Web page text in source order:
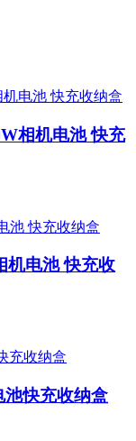
相机电池 快充
机电池 快充收
快充收纳盒